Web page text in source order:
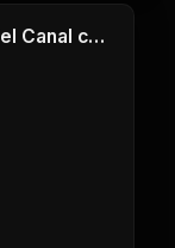
Webinar 3 Patreon y Miembros del Canal corregido